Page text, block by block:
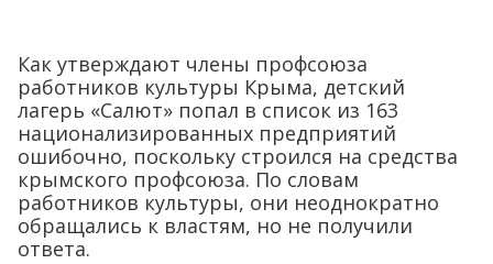
Как утверждают члены профсоюза
работников культуры Крыма, детский
лагерь «Салют» попал в список из 163
национализированных предприятий
ошибочно, поскольку строился на средства
крымского профсоюза. По словам
работников культуры, они неоднократно
обращались к властям, но не получили
ответа.